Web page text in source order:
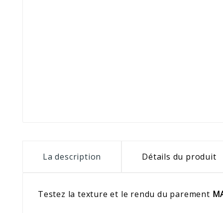
La description Détails du produit
Testez la texture et le rendu du parement